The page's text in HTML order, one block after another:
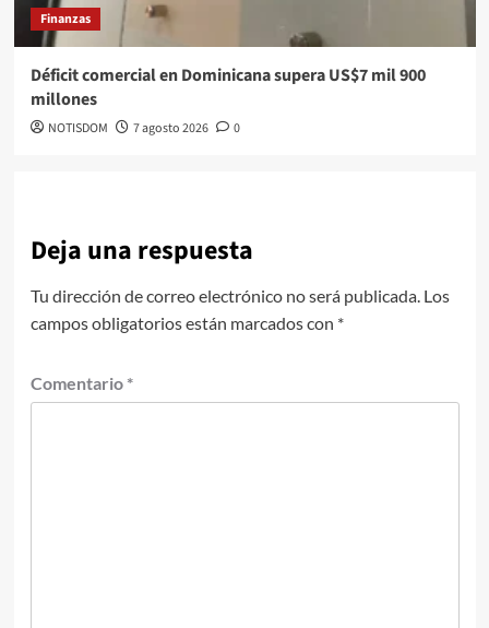
Finanzas
Déficit comercial en Dominicana supera US$7 mil 900
millones
NOTISDOM 7 agosto 2026 0
Deja una respuesta
Tu dirección de correo electrónico no será publicada. Los
campos obligatorios están marcados con *
Comentario *